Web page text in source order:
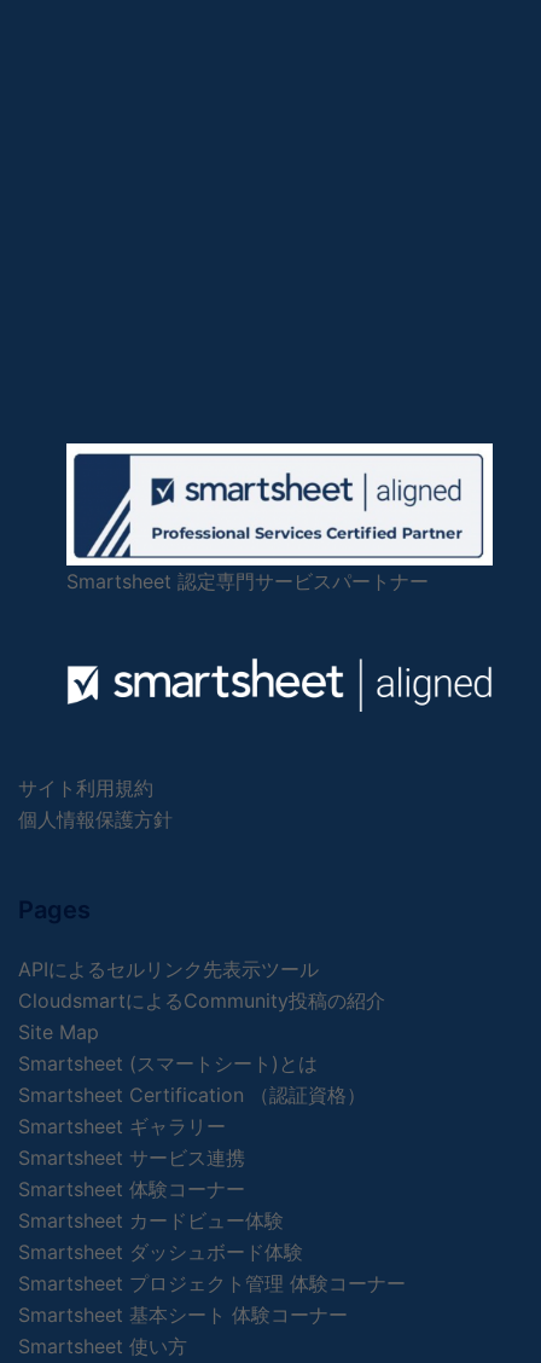
Smartsheet 認定専門サービスパートナー
サイト利用規約
個人情報保護方針
Pages
APIによるセルリンク先表示ツール
CloudsmartによるCommunity投稿の紹介
Site Map
Smartsheet (スマートシート)とは
Smartsheet Certification （認証資格）
Smartsheet ギャラリー
Smartsheet サービス連携
Smartsheet 体験コーナー
Smartsheet カードビュー体験
Smartsheet ダッシュボード体験
Smartsheet プロジェクト管理 体験コーナー
Smartsheet 基本シート 体験コーナー
Smartsheet 使い方